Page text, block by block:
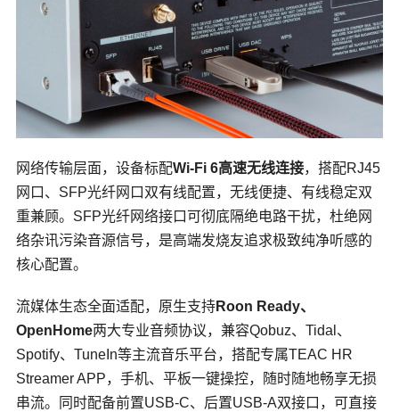
网络传输层面，设备标配Wi-Fi 6高速无线连接，搭配RJ45
网口、SFP光纤网口双有线配置，无线便捷、有线稳定双
重兼顾。SFP光纤网络接口可彻底隔绝电路干扰，杜绝网
络杂讯污染音源信号，是高端发烧友追求极致纯净听感的
核心配置。
流媒体生态全面适配，原生支持Roon Ready、
OpenHome两大专业音频协议，兼容Qobuz、Tidal、
Spotify、 TuneIn等主流音乐平台，搭配专属TEAC HR
Streamer APP，手机、平板一键操控，随时随地畅享无损
串流。同时配备前置USB-C、后置USB-A双接口，可直接